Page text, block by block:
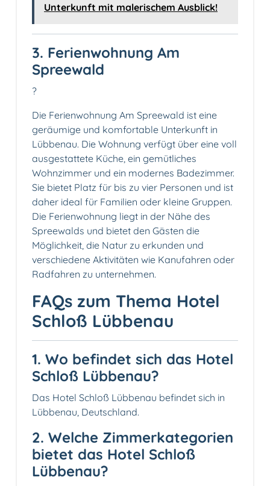
Unterkunft mit malerischem Ausblick!
3. Ferienwohnung Am
Spreewald
?
Die Ferienwohnung Am Spreewald ist eine
geräumige und komfortable Unterkunft in
Lübbenau. Die Wohnung verfügt über eine voll
ausgestattete Küche, ein gemütliches
Wohnzimmer und ein modernes Badezimmer.
Sie bietet Platz für bis zu vier Personen und ist
daher ideal für Familien oder kleine Gruppen.
Die Ferienwohnung liegt in der Nähe des
Spreewalds und bietet den Gästen die
Möglichkeit, die Natur zu erkunden und
verschiedene Aktivitäten wie Kanufahren oder
Radfahren zu unternehmen.
FAQs zum Thema Hotel
Schloß Lübbenau
1. Wo befindet sich das Hotel
Schloß Lübbenau?
Das Hotel Schloß Lübbenau befindet sich in
Lübbenau, Deutschland.
2. Welche Zimmerkategorien
bietet das Hotel Schloß
Lübbenau?